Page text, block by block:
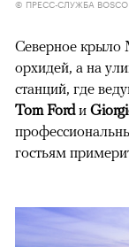
© ПРЕСС-СЛУЖБА BOSCO
Северное крыло
орхидей, а на
станций, где
Tom Fordи
гостьям